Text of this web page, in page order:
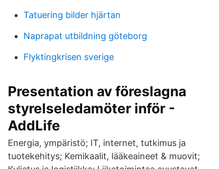
Tatuering bilder hjärtan
Naprapat utbildning göteborg
Flyktingkrisen sverige
Presentation av föreslagna
styrelseledamöter inför -
AddLife
Energia, ympäristö; IT, internet, tutkimus ja
tuotekehitys; Kemikaalit, lääkeaineet & muovit;